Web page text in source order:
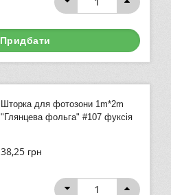
Придбати
Шторка для фотозони 1m*2m
"Глянцева фольга" #107 фуксія
38,25 грн